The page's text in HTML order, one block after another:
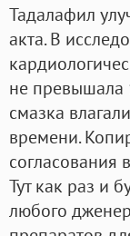
Тадалафил
акта. В
не превышала
смазка
времени.
согласования
Тут как раз и
любого